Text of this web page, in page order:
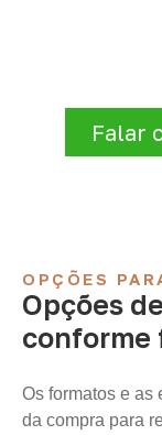
Falar
OPÇÕES
Opções
conforme
Os formatos e as
da compra para